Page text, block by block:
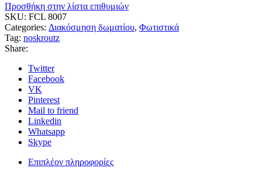
Προσθήκη στην λίστα επιθυμιών
SKU: FCL 8007
Categories: Διακόσμηση δωματίου, Φωτιστικά
Tag: noskroutz
Share:
Twitter
Facebook
VK
Pinterest
Mail to friend
Linkedin
Whatsapp
Skype
Επιπλέον πληροφορίες